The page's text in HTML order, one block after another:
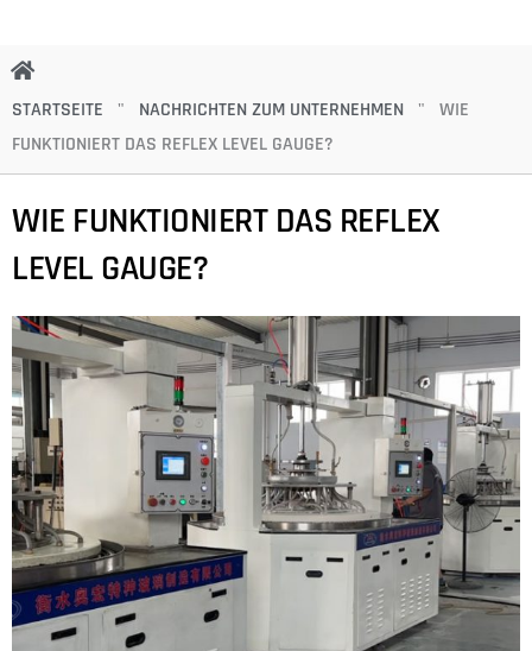
STARTSEITE " NACHRICHTEN ZUM UNTERNEHMEN " WIE
FUNKTIONIERT DAS REFLEX LEVEL GAUGE?
WIE FUNKTIONIERT DAS REFLEX
LEVEL GAUGE?